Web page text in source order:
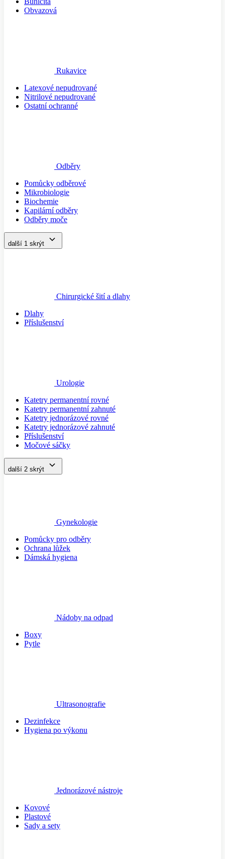
Obvazová
Rukavice
Latexové nepudrované
Nitrilové nepudrované
Ostatní ochranné
Odběry
Pomůcky odběrové
Mikrobiologie
Biochemie
Kapilární odběry
Odběry moče
další 1 skrýt
Chirurgické šití a dlahy
Dlahy
Příslušenství
Urologie
Katetry permanentní rovné
Katetry permanentní zahnuté
Katetry jednorázové rovné
Katetry jednorázové zahnuté
Příslušenství
Močové sáčky
další 2 skrýt
Gynekologie
Pomůcky pro odběry
Ochrana lůžek
Dámská hygiena
Nádoby na odpad
Boxy
Pytle
Ultrasonografie
Dezinfekce
Hygiena po výkonu
Jednorázové nástroje
Kovové
Plastové
Sady a sety